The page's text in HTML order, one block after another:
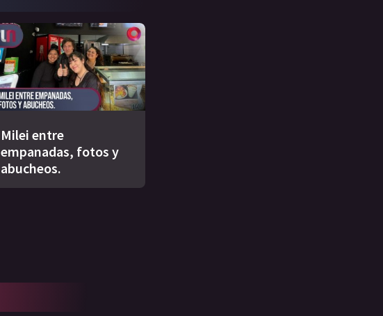
Milei entre
empanadas, fotos y
abucheos.